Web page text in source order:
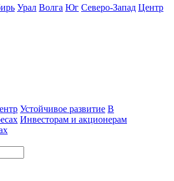
Урал Волга Юг Северо-Запад Центр
Устойчивое развитие В
Инвесторам и акционерам